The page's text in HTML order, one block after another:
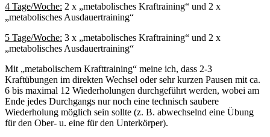
4 Tage/Woche: 2 x „metabolisches Kraftraining“ und 2 x
„metabolisches Ausdauertraining“
5 Tage/Woche: 3 x „metabolisches Kraftraining“ und 2 x
„metabolisches Ausdauertraining“
Mit „metabolischem Krafttraining“ meine ich, dass 2-3
Kraftübungen im direkten Wechsel oder sehr kurzen Pausen mit ca.
6 bis maximal 12 Wiederholungen durchgeführt werden, wobei am
Ende jedes Durchgangs nur noch eine technisch saubere
Wiederholung möglich sein sollte (z. B. abwechselnd eine Übung
für den Ober- u. eine für den Unterkörper).